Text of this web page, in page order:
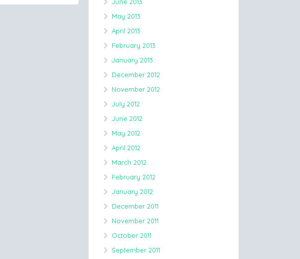
May 2013
April 2013
February 2013
January 2013
December 2012
November 2012
July 2012
June 2012
May 2012
April 2012
March 2012
February 2012
January 2012
December 2011
November 2011
October 2011
September 2011